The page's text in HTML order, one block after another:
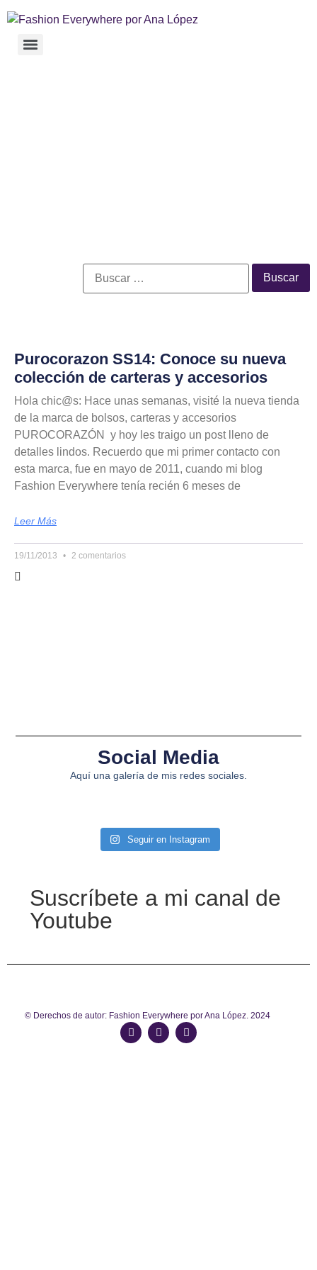
Purocorazon SS14: Conoce su nueva
colección de carteras y accesorios
Hola chic@s: Hace unas semanas, visité la nueva tienda
de la marca de bolsos, carteras y accesorios
PUROCORAZÓN y hoy les traigo un post lleno de
detalles lindos. Recuerdo que mi primer contacto con
esta marca, fue en mayo de 2011, cuando mi blog
Fashion Everywhere tenía recién 6 meses de
Leer Más
19/11/2013 2 comentarios
Social Media
Aquí una galería de mis redes sociales.
Seguir en Instagram
Suscríbete a mi canal de
Youtube
© Derechos de autor: Fashion Everywhere por Ana López. 2024